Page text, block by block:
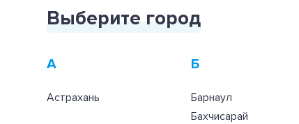
Выберите город
А
Астрахань
Б
Барнаул
Бахчисарай